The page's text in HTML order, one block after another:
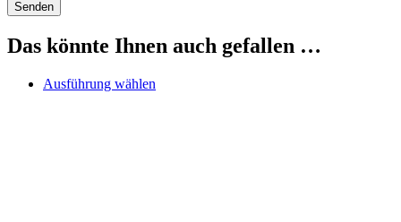
Das könnte Ihnen auch gefallen …
Ausführung wählen